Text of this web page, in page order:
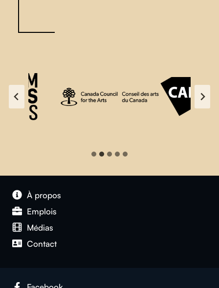
À propos
Emplois
Médias
Contact